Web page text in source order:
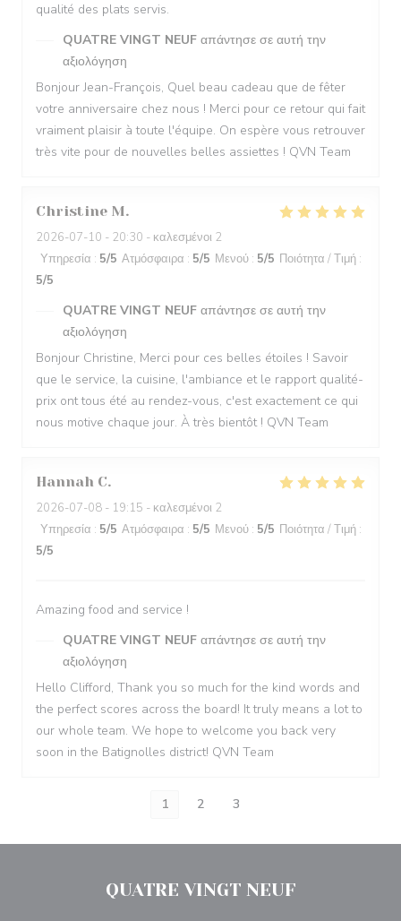
qualité des plats servis.
QUATRE VINGT NEUF απάντησε σε αυτή την
αξιολόγηση
Bonjour Jean-François, Quel beau cadeau que de fêter
votre anniversaire chez nous ! Merci pour ce retour qui fait
vraiment plaisir à toute l'équipe. On espère vous retrouver
très vite pour de nouvelles belles assiettes ! QVN Team
Christine M
2026-07-10 - 20:30 - καλεσμένοι 2
Υπηρεσία : 5/5 Ατμόσφαιρα : 5/5 Μενού : 5/5 Ποιότητα / Τιμή :
5/5
QUATRE VINGT NEUF απάντησε σε αυτή την
αξιολόγηση
Bonjour Christine, Merci pour ces belles étoiles ! Savoir
que le service, la cuisine, l'ambiance et le rapport qualité-
prix ont tous été au rendez-vous, c'est exactement ce qui
nous motive chaque jour. À très bientôt ! QVN Team
Hannah C
2026-07-08 - 19:15 - καλεσμένοι 2
Υπηρεσία : 5/5 Ατμόσφαιρα : 5/5 Μενού : 5/5 Ποιότητα / Τιμή :
5/5
Amazing food and service !
QUATRE VINGT NEUF απάντησε σε αυτή την
αξιολόγηση
Hello Clifford, Thank you so much for the kind words and
the perfect scores across the board! It truly means a lot to
our whole team. We hope to welcome you back very
soon in the Batignolles district! QVN Team
1 2 3
QUATRE VINGT NEUF